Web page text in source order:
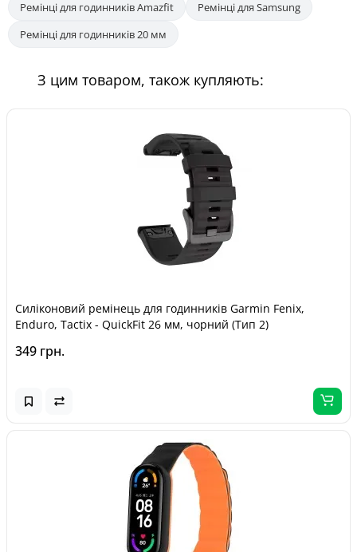
Ремінці для годинників Amazfit
Ремінці для Samsung
Ремінці для годинників 20 мм
З цим товаром, також купляють:
Силіконовий ремінець для годинників Garmin Fenix,
Enduro, Tactix - QuickFit 26 мм, чорний (Тип 2)
349 грн.